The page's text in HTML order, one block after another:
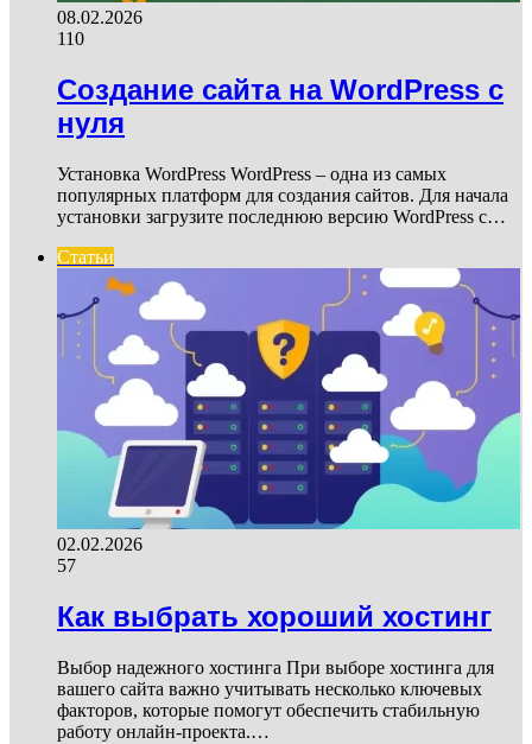
08.02.2026
110
Создание сайта на WordPress с
нуля
Установка WordPress WordPress – одна из самых
популярных платформ для создания сайтов. Для начала
установки загрузите последнюю версию WordPress с…
Статьи
02.02.2026
57
Как выбрать хороший хостинг
Выбор надежного хостинга При выборе хостинга для
вашего сайта важно учитывать несколько ключевых
факторов, которые помогут обеспечить стабильную
работу онлайн-проекта.…